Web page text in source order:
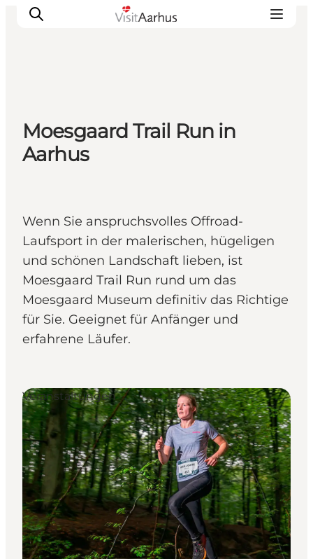
Sehen und erleben
Veranstaltungen
Städte und Regionen
Moesgaard Trail Run in
Aarhus
Wenn Sie anspruchsvolles Offroad-
Laufsport in der malerischen, hügeligen
und schönen Landschaft lieben, ist
Moesgaard Trail Run rund um das
Moesgaard Museum definitiv das Richtige
für Sie. Geeignet für Anfänger und
erfahrene Läufer.
Veranstaltungen